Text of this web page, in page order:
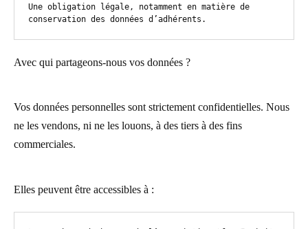
Une obligation légale, notamment en matière de
conservation des données d’adhérents.
Avec qui partageons-nous vos données ?
Vos données personnelles sont strictement confidentielles. Nous
ne les vendons, ni ne les louons, à des tiers à des fins
commerciales.
Elles peuvent être accessibles à :